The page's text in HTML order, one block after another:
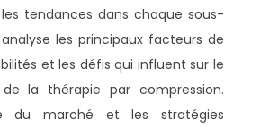
tendances dans chaque sous-
les principaux facteurs de
et les défis qui influent sur le
la thérapie par compression.
du marché et les stratégies